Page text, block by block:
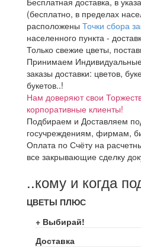
(бесплатно, в пределах
расположены Точки сбора
населенного пункта -
Только свежие цветы,
Принимаем
заказы доставки: цветов,
букетов..!
Нам доверяют свои
корпоративные клиенты!
Подбираем и Доставляем
госучреждениям, фирмам,
Оплата по Счёту на
все закрывающие сделку
..кому и когда
ЦВЕТЫ ПЛЮС
+ Выбирай!
Доставка